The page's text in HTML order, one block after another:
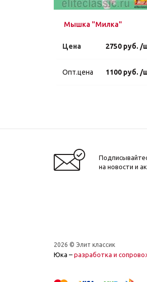
Мышка "Милка"
Цена 2750 руб. /
Опт.цена 1100 руб. /
на новости и
2026 © Элит классик
Юка – разработка и